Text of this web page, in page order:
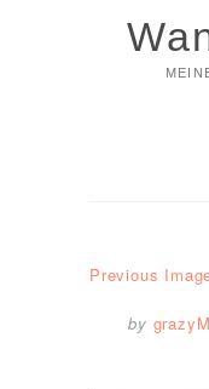
Previous
by